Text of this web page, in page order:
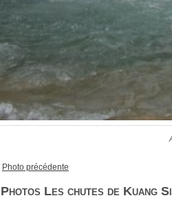
Photo précédente
Photos Les chutes de Kuang Si